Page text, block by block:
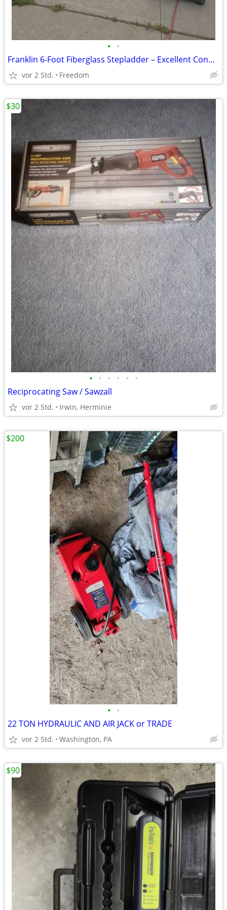
• •
Franklin 6-Foot Fiberglass Stepladder – Excellent Condition
vor 2 Std. Freedom
• • • • • •
Reciprocating Saw / Sawzall
vor 2 Std. Irwin, Herminie
$30
• •
22 TON HYDRAULIC AND AIR JACK or TRADE
vor 2 Std. Washington, PA
$200
$90